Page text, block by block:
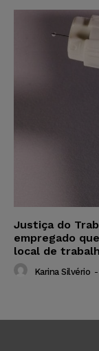
Justiça do
empregado
local de
Karina Silvério -